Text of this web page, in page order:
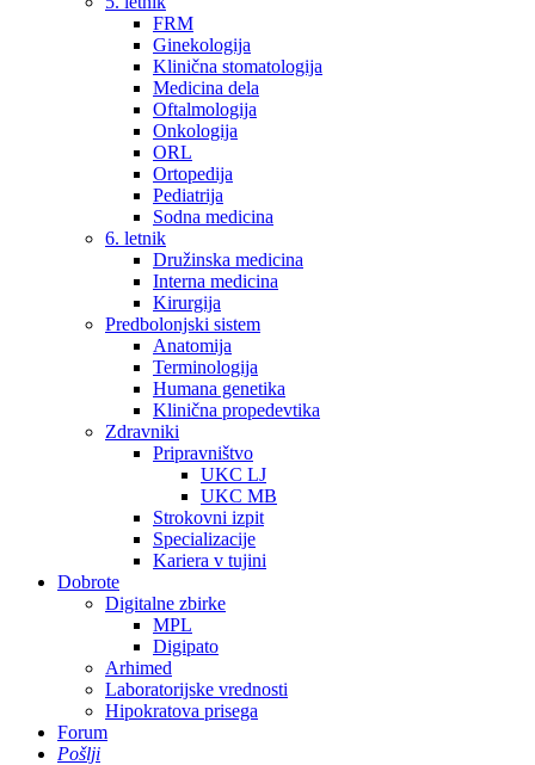
FRM
Ginekologija
Klinična stomatologija
Medicina dela
Oftalmologija
Onkologija
ORL
Ortopedija
Pediatrija
Sodna medicina
6. letnik
Družinska medicina
Interna medicina
Kirurgija
Predbolonjski sistem
Anatomija
Terminologija
Humana genetika
Klinična propedevtika
Zdravniki
Pripravništvo
UKC LJ
UKC MB
Strokovni izpit
Specializacije
Kariera v tujini
Dobrote
Digitalne zbirke
MPL
Digipato
Arhimed
Laboratorijske vrednosti
Hipokratova prisega
Forum
Pošlji